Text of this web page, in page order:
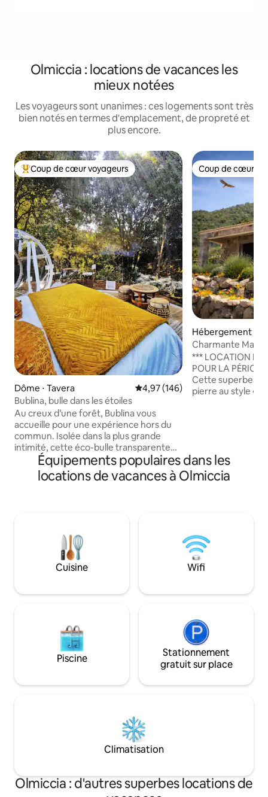
Olmiccia : locations de vacances les
mieux notées
Les voyageurs sont unanimes : ces logements sont très
bien notés en termes d'emplacement, de propreté et
plus encore.
Coups de cœur voyageurs les plus appréciés
Coup de cœur voyageurs
Dôme ⋅ Tavera Évaluation moyenne sur la
4,97 (146)
Bublina, bulle dans les étoiles
Au creux d’une forêt, Bublina vous
accueille pour une expérience hors du
commun. Isolée dans la plus grande
intimité, cette éco-bulle transparente
est aménagée chaleureusement dans le
plus grand des conforts pour une nuit
cocooning sous les étoiles.
à toute heure. Couché dans un lit king
size, lumières éteintes, laissez-vous
porter dans les étoiles.
Coup de cœur
Coup de cœur
Hébergement ⋅
-Figaniella
Charmante
*** LOCATION DU
POUR LA
Cette superbe
pierre au style «
dominerez le joli
étant à 16km du
maison très
Équipements populaires dans les
locations de vacances à Olmiccia
Cuisine Wifi
Piscine
Stationnement
gratuit sur place
Climatisation
Olmiccia : d'autres superbes locations de